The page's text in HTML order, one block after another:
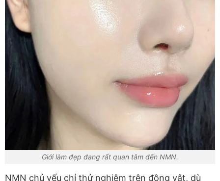
Giới làm đẹp đang rất quan tâm đến NMN.
NMN chủ yếu chỉ thử nghiệm trên động vật, dù